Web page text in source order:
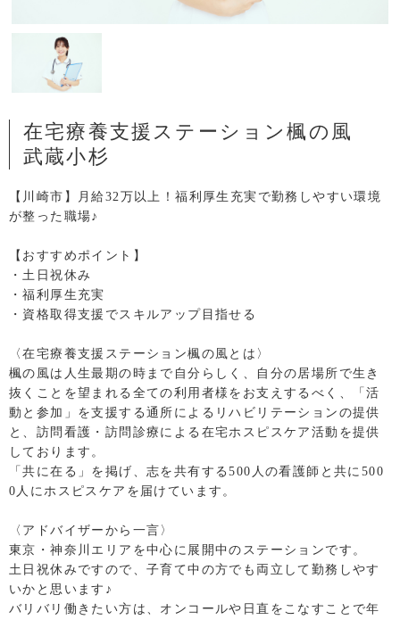
在宅療養支援ステーション楓の風
武蔵小杉
【川崎市】月給32万以上！福利厚生充実で勤務しやすい環境
が整った職場♪
【おすすめポイント】
・土日祝休み
・福利厚生充実
・資格取得支援でスキルアップ目指せる
〈在宅療養支援ステーション楓の風とは〉
楓の風は人生最期の時まで自分らしく、自分の居場所で生き
抜くことを望まれる全ての利用者様をお支えするべく、「活
動と参加」を支援する通所によるリハビリテーションの提供
と、訪問看護・訪問診療による在宅ホスピスケア活動を提供
しております。
「共に在る」を掲げ、志を共有する500人の看護師と共に500
0人にホスピスケアを届けています。
〈アドバイザーから一言〉
東京・神奈川エリアを中心に展開中のステーションです。
土日祝休みですので、子育て中の方でも両立して勤務しやす
いかと思います♪
バリバリ働きたい方は、オンコールや日直をこなすことで年